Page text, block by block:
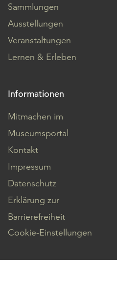
Sammlungen
Ausstellungen
Veranstaltungen
Lernen & Erleben
Informationen
Mitmachen im
Museumsportal
Kontakt
Impressum
Datenschutz
Erklärung zur
Barrierefreiheit
Cookie-Einstellungen